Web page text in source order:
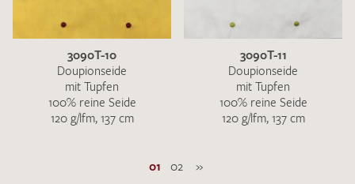
3090T-10
Doupionseide
mit Tupfen
100% reine Seide
120 g/lfm, 137 cm
3090T-11
Doupionseide
mit Tupfen
100% reine Seide
120 g/lfm, 137 cm
01 02 »